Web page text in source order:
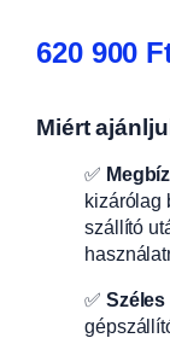
620 900
Miért
✅
kizárólag
szállító
✅